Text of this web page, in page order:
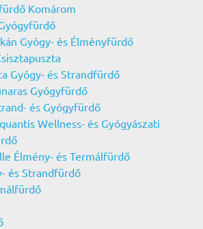
Komárom
Gyógy- és Élményfürdő
Gyógy- és Strandfürdő
Gyógyfürdő
és Gyógyfürdő
Wellness- és Gyógyászati
Élmény- és Termálfürdő
és Strandfürdő